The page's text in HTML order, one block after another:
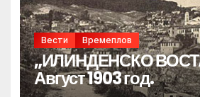
Вести Времеплов
„ИЛИНДЕНСКО
Август 1903 год.